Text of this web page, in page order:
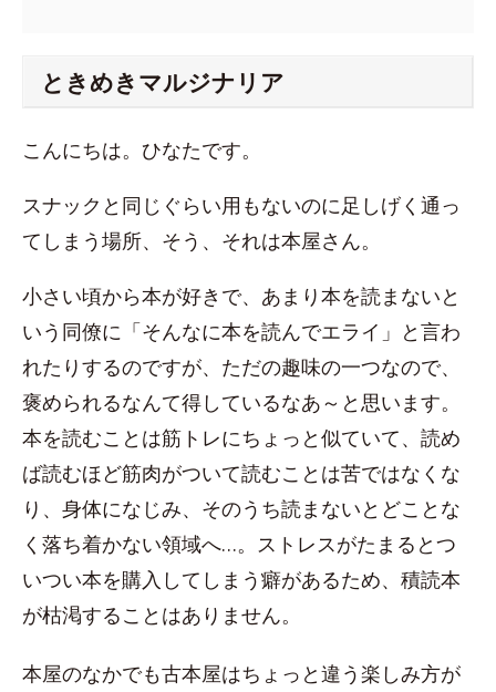
ときめきマルジナリア
こんにちは。ひなたです。
スナックと同じぐらい用もないのに足しげく通っ
てしまう場所、そう、それは本屋さん。
小さい頃から本が好きで、あまり本を読まないと
いう同僚に「そんなに本を読んでエライ」と言わ
れたりするのですが、ただの趣味の一つなので、
褒められるなんて得しているなあ～と思います。
本を読むことは筋トレにちょっと似ていて、読め
ば読むほど筋肉がついて読むことは苦ではなくな
り、身体になじみ、そのうち読まないとどことな
く落ち着かない領域へ…。ストレスがたまるとつ
いつい本を購入してしまう癖があるため、積読本
が枯渇することはありません。
本屋のなかでも古本屋はちょっと違う楽しみ方が